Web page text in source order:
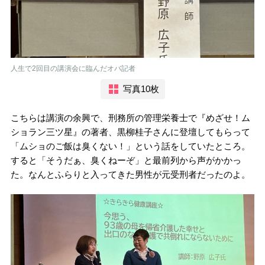
人生で2回目の講演会に臨んだオバ記者
写真10枚
こちらは講演の余興で、刑務所の管理栄養士で『めざせ！ム
ショラン三ツ星』の著者、黒柳桂子さんに登壇してもらって
「ムショのご飯は臭くない！」という話をしていたところ。
すると「そうだぁ、臭くねーぞ」と最前列から声がかかっ
た。なんとふらりと入ってきた男性が元受刑者だったのよ。